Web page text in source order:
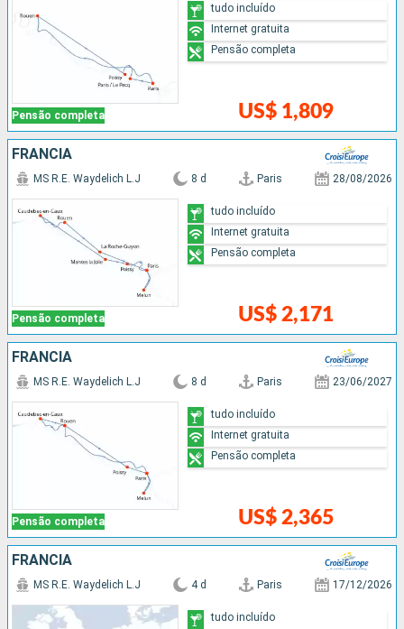
Pensão completa US$ 1,809
tudo incluído
Internet gratuita
Pensão completa
FRANCIA
Pensão completa
MS R.E. Waydelich L.J 8 d Paris 28/08/2026
US$ 2,171
tudo incluído
Internet gratuita
Pensão completa
FRANCIA
Pensão completa
MS R.E. Waydelich L.J 8 d Paris 23/06/2027
US$ 2,365
tudo incluído
Internet gratuita
Pensão completa
FRANCIA
MS R.E. Waydelich L.J 4 d Paris 17/12/2026
tudo incluído